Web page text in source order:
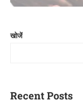
खोजें
Recent Posts